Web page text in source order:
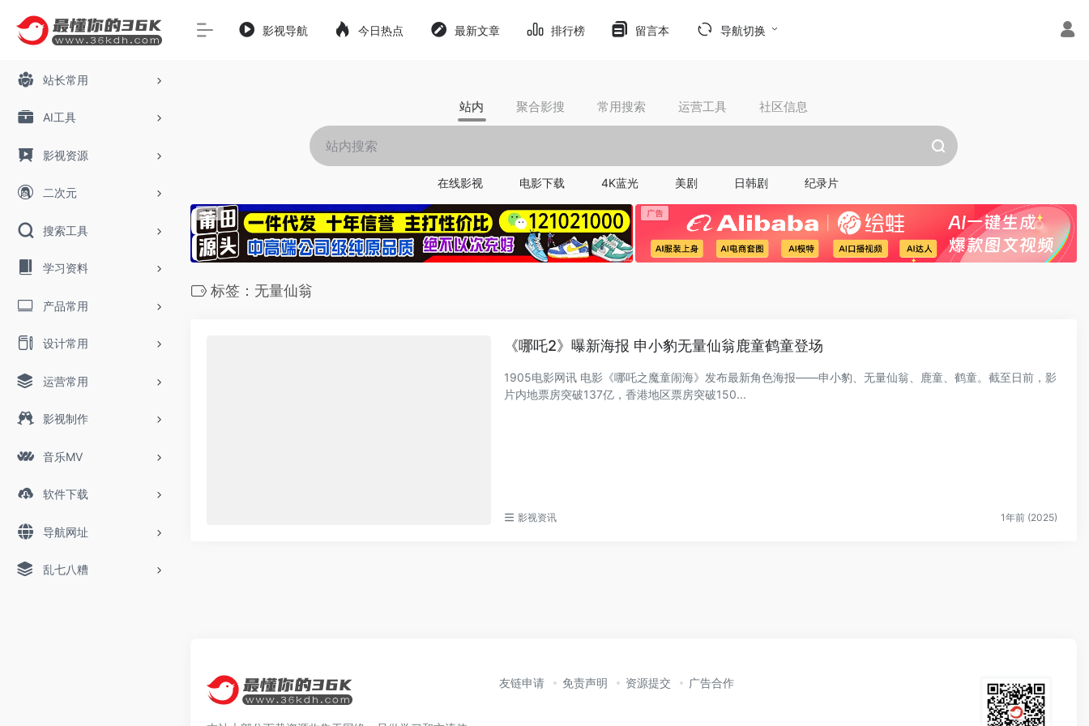
站长常用
AI工具
影视资源
二次元
搜索工具
学习资料
产品常用
设计常用
运营常用
影视制作
音乐MV
软件下载
导航网址
乱七八糟
影视导航 今日热点 最新文章 排行榜 留言本 导航切换
站内 聚合影搜 常用搜索 运营工具 社区信息
在线影视 电影下载 4K蓝光 美剧 日韩剧 纪录片
标签：无量仙翁
《哪吒2》曝新海报 申小豹无量仙翁鹿童鹤童登场
1905电影网讯 电影《哪吒之魔童闹海》发布最新角色海报——申小豹、无量仙翁、鹿童、鹤童。截至日前，影
片内地票房突破137亿，香港地区票房突破150...
影视资讯 1年前 (2025)
友链申请 免责声明 资源提交 广告合作